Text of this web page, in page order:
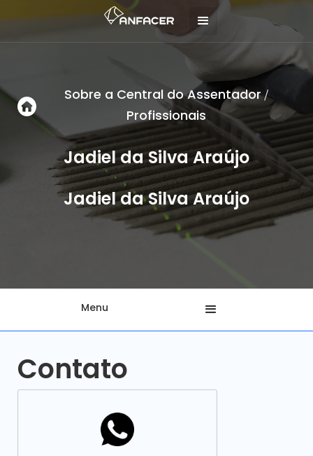
Sobre a Central do Assentador/
Profissionais
Jadiel da Silva Araújo
Jadiel da Silva Araújo
Menu
Contato